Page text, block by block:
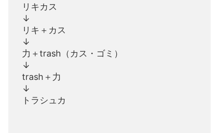
リキカス
↓
リキ＋カス
↓
力＋trash（カス・ゴミ）
↓
trash＋力
↓
トラシュカ